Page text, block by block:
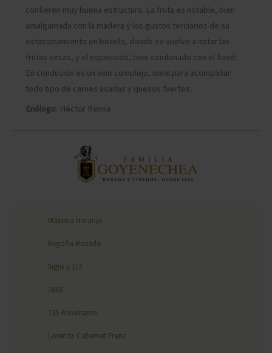
confieren muy buena estructura. La fruta es notable, bien
amalgamada con la madera y los gustos terciarios de su
estacionamiento en botella, donde se vuelve a notar las
frutas secas, y el especiado, bien combinado con el fumé.
En condusión es un vino complejo, ideal para acompañar
todo tipo de carnes asadas y quesos fuertes.
Enólogo: Héctor Renna
Máxima Naranjo
Begoña Rosado
Siglo y 1/2
1868
135 Aniversario
Lorenza Cabernet Franc